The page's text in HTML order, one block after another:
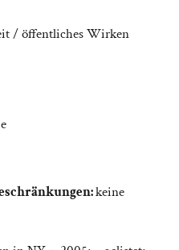
/ öffentliches Wirken
keine